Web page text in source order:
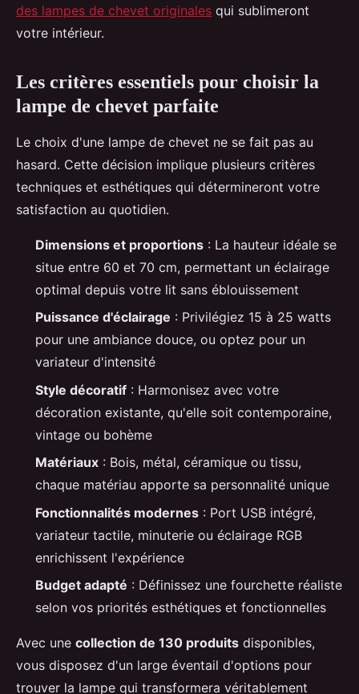
des lampes de chevet originales qui sublimeront
votre intérieur.
Les critères essentiels pour choisir la
lampe de chevet parfaite
Le choix d'une lampe de chevet ne se fait pas au
hasard. Cette décision implique plusieurs critères
techniques et esthétiques qui détermineront votre
satisfaction au quotidien.
Dimensions et proportions : La hauteur idéale se
situe entre 60 et 70 cm, permettant un éclairage
optimal depuis votre lit sans éblouissement
Puissance d'éclairage : Privilégiez 15 à 25 watts
pour une ambiance douce, ou optez pour un
variateur d'intensité
Style décoratif : Harmonisez avec votre
décoration existante, qu'elle soit contemporaine,
vintage ou bohème
Matériaux : Bois, métal, céramique ou tissu,
chaque matériau apporte sa personnalité unique
Fonctionnalités modernes : Port USB intégré,
variateur tactile, minuterie ou éclairage RGB
enrichissent l'expérience
Budget adapté : Définissez une fourchette réaliste
selon vos priorités esthétiques et fonctionnelles
Avec une collection de 130 produits disponibles,
vous disposez d'un large éventail d'options pour
trouver la lampe qui transformera véritablement